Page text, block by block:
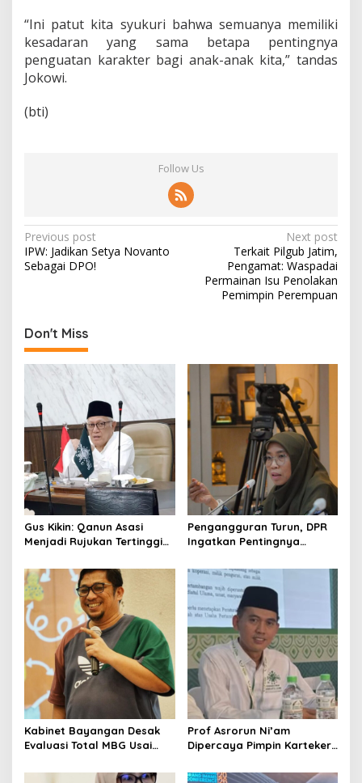
“Ini patut kita syukuri bahwa semuanya memiliki
kesadaran yang sama betapa pentingnya
penguatan karakter bagi anak-anak kita,” tandas
Jokowi.
(bti)
Follow Us
P
o
n
a
g
a
t
i
o
n
Previous post
IPW: Jadikan Setya Novanto
Sebagai DPO!
Next post
Terkait Pilgub Jatim,
Pengamat: Waspadai
Permainan Isu Penolakan
Pemimpin Perempuan
Don't Miss
Gus Kikin: Qanun Asasi
Menjadi Rujukan Tertinggi
Pengangguran Turun, DPR
Ingatkan Pentingnya
yang Layak
Kabinet Bayangan Desak
Evaluasi Total MBG Usai
Massal
Prof Asrorun Ni’am
Dipercaya Pimpin Karteker
Regenerasi Kepemimpinan